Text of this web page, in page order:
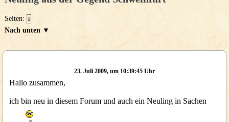
Seiten: 1
Nach unten ▼
23. Juli 2009, um 10:39:45 Uhr
Hallo zusammen,
ich bin neu in diesem Forum und auch ein Neuling in Sachen